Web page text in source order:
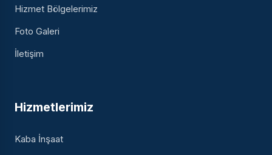
Hizmet Bölgelerimiz
Foto Galeri
İletişim
Hizmetlerimiz
Kaba İnşaat